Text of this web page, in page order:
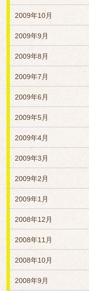
2009年10月
2009年9月
2009年8月
2009年7月
2009年6月
2009年5月
2009年4月
2009年3月
2009年2月
2009年1月
2008年12月
2008年11月
2008年10月
2008年9月